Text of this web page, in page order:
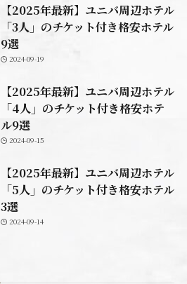
【2025年最新】ユニバ周辺ホテル
「3人」のチケット付き格安ホテル
9選
2024-09-19
【2025年最新】ユニバ周辺ホテル
「4人」のチケット付き格安ホテ
ル9選
2024-09-15
【2025年最新】ユニバ周辺ホテル
「5人」のチケット付き格安ホテル
3選
2024-09-14